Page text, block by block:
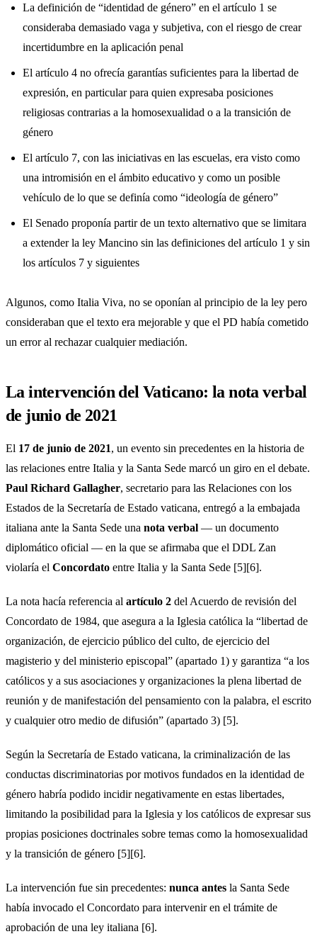
La definición de “identidad de género” en el artículo 1 se
consideraba demasiado vaga y subjetiva, con el riesgo de crear
incertidumbre en la aplicación penal
El artículo 4 no ofrecía garantías suficientes para la libertad de
expresión, en particular para quien expresaba posiciones
religiosas contrarias a la homosexualidad o a la transición de
género
El artículo 7, con las iniciativas en las escuelas, era visto como
una intromisión en el ámbito educativo y como un posible
vehículo de lo que se definía como “ideología de género”
El Senado proponía partir de un texto alternativo que se limitara
a extender la ley Mancino sin las definiciones del artículo 1 y sin
los artículos 7 y siguientes
Algunos, como Italia Viva, no se oponían al principio de la ley pero
consideraban que el texto era mejorable y que el PD había cometido
un error al rechazar cualquier mediación.
La intervención del Vaticano: la nota verbal
de junio de 2021
El 17 de junio de 2021, un evento sin precedentes en la historia de
las relaciones entre Italia y la Santa Sede marcó un giro en el debate.
Paul Richard Gallagher, secretario para las Relaciones con los
Estados de la Secretaría de Estado vaticana, entregó a la embajada
italiana ante la Santa Sede una nota verbal — un documento
diplomático oficial — en la que se afirmaba que el DDL Zan
violaría el Concordato entre Italia y la Santa Sede [5][6].
La nota hacía referencia al artículo 2 del Acuerdo de revisión del
Concordato de 1984, que asegura a la Iglesia católica la “libertad de
organización, de ejercicio público del culto, de ejercicio del
magisterio y del ministerio episcopal” (apartado 1) y garantiza “a los
católicos y a sus asociaciones y organizaciones la plena libertad de
reunión y de manifestación del pensamiento con la palabra, el escrito
y cualquier otro medio de difusión” (apartado 3) [5].
Según la Secretaría de Estado vaticana, la criminalización de las
conductas discriminatorias por motivos fundados en la identidad de
género habría podido incidir negativamente en estas libertades,
limitando la posibilidad para la Iglesia y los católicos de expresar sus
propias posiciones doctrinales sobre temas como la homosexualidad
y la transición de género [5][6].
La intervención fue sin precedentes: nunca antes la Santa Sede
había invocado el Concordato para intervenir en el trámite de
aprobación de una ley italiana [6].